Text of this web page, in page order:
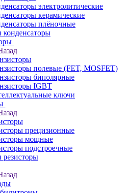
электролитические
керамические
плёночные
конденсаторы
полевые (FET, MOSFET)
биполярные
IGBT
ключи
прецизионные
мощные
подстроечные
резисторы